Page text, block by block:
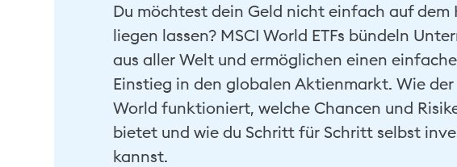
Du möchtest dein Geld nicht einfach auf dem
liegen lassen? MSCI World ETFs bündeln
aus aller Welt und ermöglichen einen
Einstieg in den globalen Aktienmarkt. Wie der
World funktioniert, welche Chancen und
bietet und wie du Schritt für Schritt selbst
kannst.